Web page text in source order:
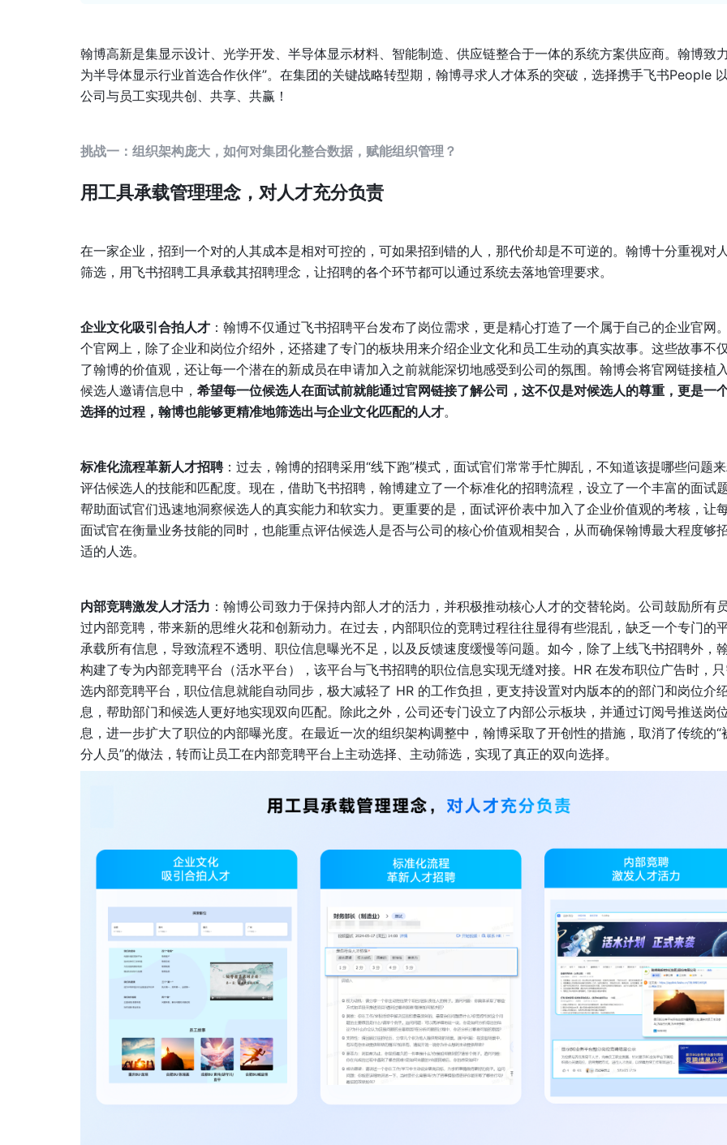
翰博高新是集显示设计、光学开发、半导体显示材料、智能制造、供应链整合于一体的系统方案供应商。翰博致
为半导体显示行业首选合作伙伴”。在集团的关键战略转型期，翰博寻求人才体系的突破，选择携手飞书People
公司与员工实现共创、共享、共赢！
挑战一：组织架构庞大，如何对集团化整合数据，赋能组织管理？
用工具承载管理理念，对人才充分负责
在一家企业，招到一个对的人其成本是相对可控的，可如果招到错的人，那代价却是不可逆的。翰博十分重视对
筛选，用飞书招聘工具承载其招聘理念，让招聘的各个环节都可以通过系统去落地管理要求。
企业文化吸引合拍人才 ：翰博不仅通过飞书招聘平台发布了岗位需求，更是精心打造了一个属于自己的企业官网
个官网上，除了企业和岗位介绍外，还搭建了专门的板块用来介绍企业文化和员工生动的真实故事。这些故事不
了翰博的价值观，还让每一个潜在的新成员在申请加入之前就能深切地感受到公司的氛围。翰博会将官网链接植
候选人邀请信息中， 希望每一位候选人在面试前就能通过官网链接了解公司，这不仅是对候选人的尊重，更是一
选择的过程，翰博也能够更精准地筛选出与企业文化匹配的人才。
标准化流程革新人才招聘：过去，翰博的招聘采用“线下跑”模式，面试官们常常手忙脚乱，不知道该提哪些问题
评估候选人的技能和匹配度。现在，借助飞书招聘，翰博建立了一个标准化的招聘流程，设立了一个丰富的面试
帮助面试官们迅速地洞察候选人的真实能力和软实力。更重要的是，面试评价表中加入了企业价值观的考核，让
面试官在衡量业务技能的同时，也能重点评估候选人是否与公司的核心价值观相契合，从而确保翰博最大程度够
适的人选。
内部竞聘激发人才活力 ：翰博公司致力于保持内部人才的活力，并积极推动核心人才的交替轮岗。公司鼓励所有
过内部竞聘，带来新的思维火花和创新动力。在过去，内部职位的竞聘过程往往显得有些混乱，缺乏一个专门的
承载所有信息，导致流程不透明、职位信息曝光不足，以及反馈速度缓慢等问题。如今，除了上线飞书招聘外，
构建了专为内部竞聘平台（活水平台），该平台与飞书招聘的职位信息实现无缝对接。HR 在发布职位广告时，
选内部竞聘平台，职位信息就能自动同步，极大减轻了 HR 的工作负担，更支持设置对内版本的的部门和岗位介
息，帮助部门和候选人更好地实现双向匹配。除此之外，公司还专门设立了内部公示板块，并通过订阅号推送岗
息，进一步扩大了职位的内部曝光度。在最近一次的组织架构调整中，翰博采取了开创性的措施，取消了传统的“
分人员”的做法，转而让员工在内部竞聘平台上主动选择、主动筛选，实现了真正的双向选择。